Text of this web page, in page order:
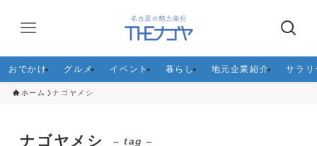
おでかけ グルメ イベント 暮らし 地元企業紹介 サラリ
ホーム ナゴヤメシ
ナゴヤメシ – tag –